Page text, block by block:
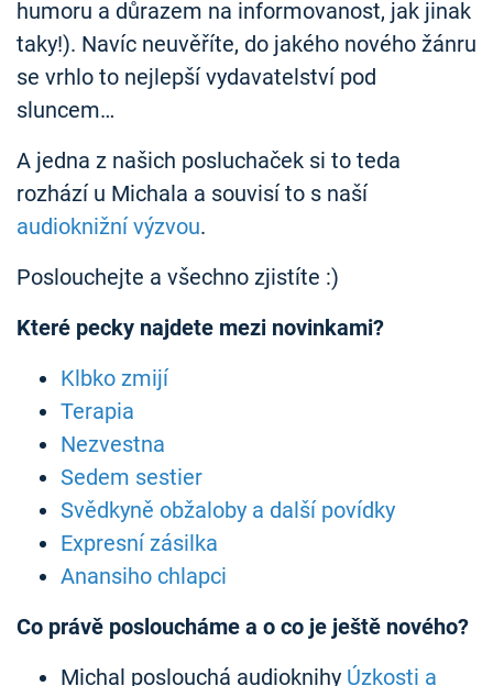
humoru a důrazem na informovanost, jak jinak
taky!). Navíc neuvěříte, do jakého nového žánru
se vrhlo to nejlepší vydavatelství pod
sluncem…
A jedna z našich posluchaček si to teda
rozhází u Michala a souvisí to s naší
audioknižní výzvou.
Poslouchejte a všechno zjistíte :)
Které pecky najdete mezi novinkami?
Klbko zmijí
Terapia
Nezvestna
Sedem sestier
Svědkyně obžaloby a další povídky
Expresní zásilka
Anansiho chlapci
Co právě posloucháme a o co je ještě nového?
Michal poslouchá audioknihy Úzkosti a